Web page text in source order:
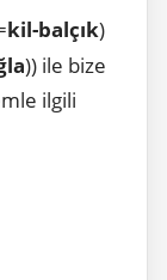
kil-balçık)
)) ile bize
ilgili